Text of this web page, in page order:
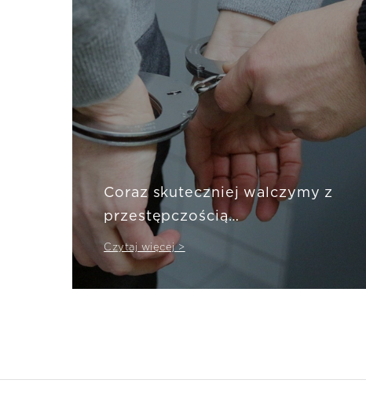
Coraz skuteczniej walczymy z
przestępczością
ubezpieczeniową
Czytaj więcej >